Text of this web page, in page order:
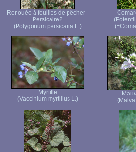
Renouée à feuilles de pêcher -
Persicaire2
(Polygonum persicaria L.)
Myrtille
(Vaccinium myrtillus L.)
(Malva